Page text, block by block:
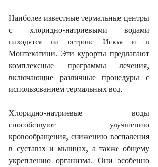
Наиболее известные термальные центры
с хлоридно-натриевыми водами
находятся на острове Искья и в
Монтекатини. Эти курорты предлагают
комплексные программы лечения,
включающие различные процедуры с
использованием термальных вод.
Хлоридно-натриевые воды
способствуют улучшению
кровообращения, снижению воспаления
в суставах и мышцах, а также общему
укреплению организма. Они особенно